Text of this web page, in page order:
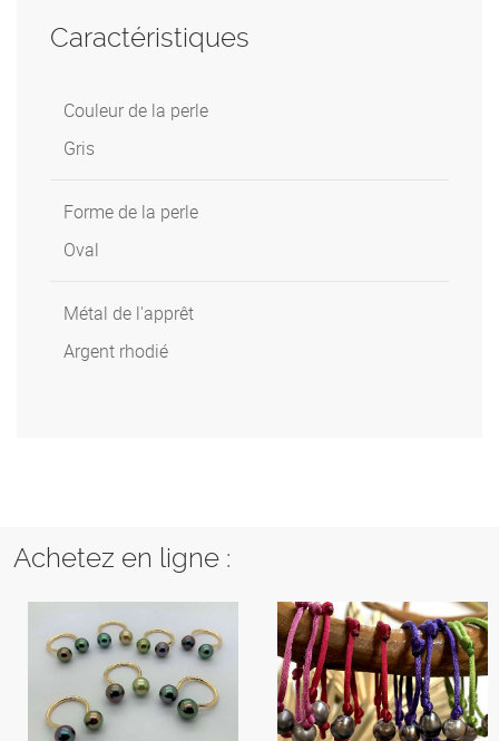
Caractéristiques
Couleur de la perle
Gris
Forme de la perle
Oval
Métal de l'apprêt
Argent rhodié
Achetez en ligne :